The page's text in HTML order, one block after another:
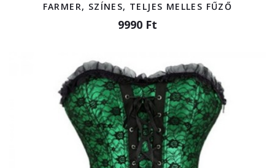
FARMER, SZÍNES, TELJES MELLES FŰZŐ
9990 Ft